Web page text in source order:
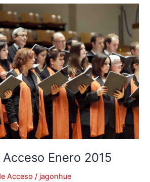
Enero 2015
Acceso / jagonhue